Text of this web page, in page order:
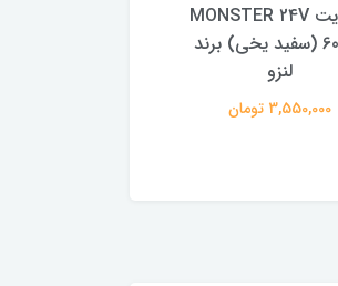
هدلایت MONSTER 24V
6000K (سفید یخی) برند
لنزو
3,550,000 تومان